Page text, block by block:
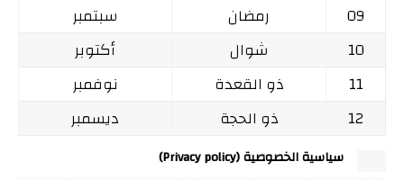
09
رمضان
سبتمبر
10
شوال
أكتوبر
11
ذو القعدة
نوفمبر
12
ذو الحجة ديسمبر
سياسية الخصوصية (Privacy policy)